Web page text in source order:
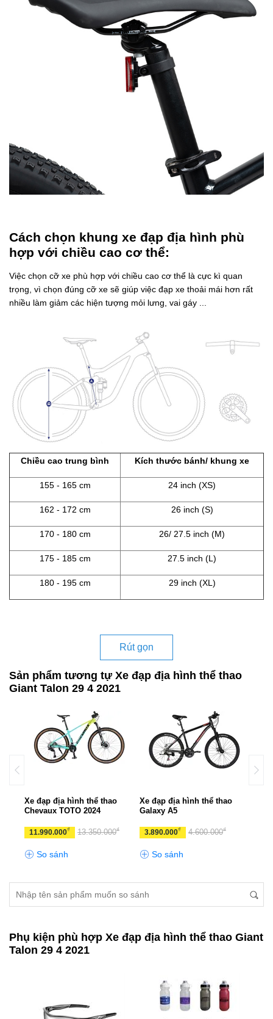
Cách chọn khung xe đạp địa hình phù
hợp với chiều cao cơ thể:
Việc chọn cỡ xe phù hợp với chiều cao cơ thể là cực kì quan
trọng, vì chọn đúng cỡ xe sẽ giúp việc đạp xe thoải mái hơn rất
nhiều làm giảm các hiện tượng mỏi lưng, vai gáy ...
Chiều cao trung bình Kích thước bánh/ khung xe
155 - 165 cm 24 inch (XS)
162 - 172 cm 26 inch (S)
170 - 180 cm 26/ 27.5 inch (M)
175 - 185 cm 27.5 inch (L)
180 - 195 cm 29 inch (XL)
Rút gọn
Sản phẩm tương tự Xe đạp địa hình thể thao
Giant Talon 29 4 2021
Xe đạp địa hình thể thao
Chevaux TOTO 2024
11.990.000₫ 13.350.000₫
So sánh
Xe đạp địa hình thể thao
Galaxy A5
3.890.000₫ 4.600.000₫
So sánh
Phụ kiện phù hợp Xe đạp địa hình thể thao Giant
Talon 29 4 2021